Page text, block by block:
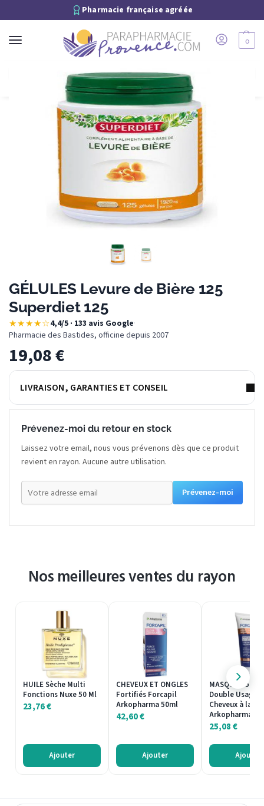
Pharmacie française agréée
0
GÉLULES Levure de Bière 125
Superdiet 125
★★★★☆4,4/5 · 133 avis Google·
Pharmacie des Bastides, officine depuis 2007
19,08€
LIVRAISON, GARANTIES ET CONSEIL
Prévenez-moi du retour en stock
Laissez votre email, nous vous prévenons dès que ce produit
revient en rayon. Aucune autre utilisation.
Prévenez-moi
Nos meilleures ventes du rayon
HUILE Sèche Multi
Fonctions Nuxe 50 Ml
23,76€
Ajouter
CHEVEUX ET ONGLES
Fortifiés Forcapil
Arkopharma 50ml
42,60€
Ajouter
MASQUE
Double Usage
Cheveux à la
Arkopharma…
25,08€
Ajouter